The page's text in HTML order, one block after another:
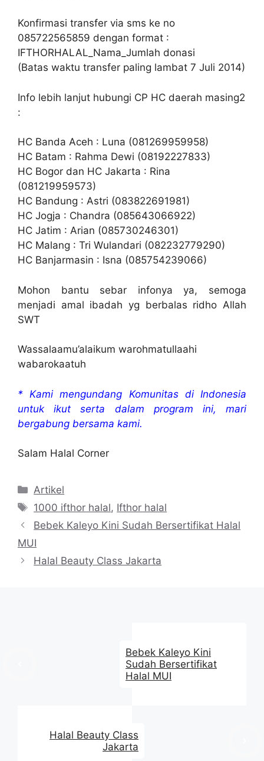
Konfirmasi transfer via sms ke no
085722565859 dengan format :
IFTHORHALAL_Nama_Jumlah donasi
(Batas waktu transfer paling lambat 7 Juli 2014)
Info lebih lanjut hubungi CP HC daerah masing2
:
HC Banda Aceh : Luna (081269959958)
HC Batam : Rahma Dewi (08192227833)
HC Bogor dan HC Jakarta : Rina
(081219959573)
HC Bandung : Astri (083822691981)
HC Jogja : Chandra (085643066922)
HC Jatim : Arian (085730246301)
HC Malang : Tri Wulandari (082232779290)
HC Banjarmasin : Isna (085754239066)
Mohon bantu sebar infonya ya, semoga
menjadi amal ibadah yg berbalas ridho Allah
SWT
Wassalaamu’alaikum warohmatullaahi
wabarokaatuh
* Kami mengundang Komunitas di Indonesia
untuk ikut serta dalam program ini, mari
bergabung bersama kami.
Salam Halal Corner
Kategori
Artikel
Tag
1000 ifthor halal, Ifthor halal
Bebek Kaleyo Kini Sudah Bersertifikat Halal
MUI
Halal Beauty Class Jakarta
Bebek Kaleyo Kini
Sudah Bersertifikat
Halal MUI
Halal Beauty Class
Jakarta